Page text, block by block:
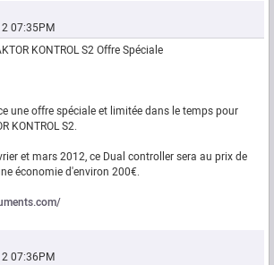
07:35PM
KONTROL S2 Offre Spéciale
une offre spéciale et limitée dans le temps pour
KONTROL S2.
et mars 2012, ce Dual controller sera au prix de
économie d'environ 200€.
07:36PM